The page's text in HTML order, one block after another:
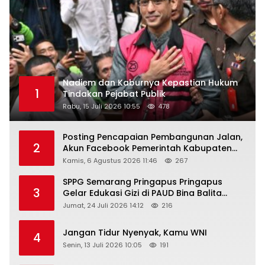
1
Nadiem dan Kaburnya Kepastian Hukum
Tindakan Pejabat Publik
Rabu, 15 Juli 2026 10:55 478
2
Posting Pencapaian Pembangunan Jalan,
Akun Facebook Pemerintah Kabupaten
Rembang “Dirujak” Warganet
Kamis, 6 Agustus 2026 11:46 267
3
SPPG Semarang Pringapus Pringapus
Gelar Edukasi Gizi di PAUD Bina Balita
Peringati Hari Anak Nasional 2026
Jumat, 24 Juli 2026 14:12 216
4 Jangan Tidur Nyenyak, Kamu WNI
Senin, 13 Juli 2026 10:05 191